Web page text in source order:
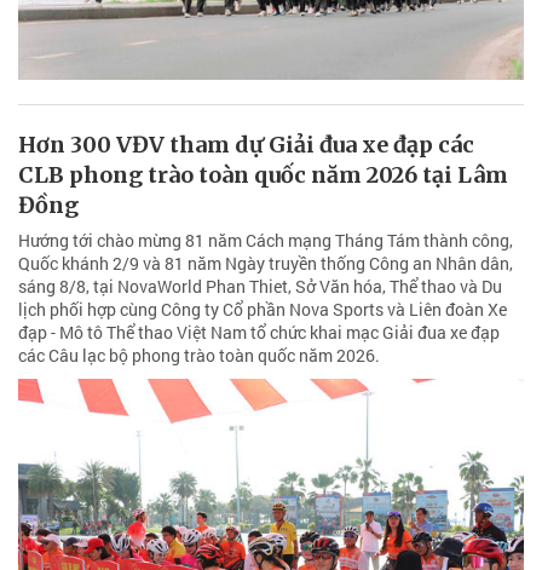
Hơn 300 VĐV tham dự Giải đua xe đạp các
CLB phong trào toàn quốc năm 2026 tại Lâm
Đồng
Hướng tới chào mừng 81 năm Cách mạng Tháng Tám thành công,
Quốc khánh 2/9 và 81 năm Ngày truyền thống Công an Nhân dân,
sáng 8/8, tại NovaWorld Phan Thiet, Sở Văn hóa, Thể thao và Du
lịch phối hợp cùng Công ty Cổ phần Nova Sports và Liên đoàn Xe
đạp - Mô tô Thể thao Việt Nam tổ chức khai mạc Giải đua xe đạp
các Câu lạc bộ phong trào toàn quốc năm 2026.